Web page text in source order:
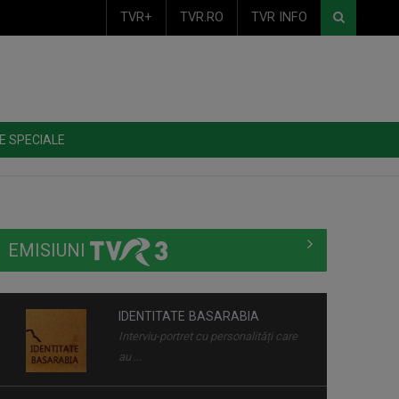
TVR+ TVR.RO TVR INFO
SPECIALE
EMISIUNI IDENTITATE BASARABIA
Interviu-portret cu personalități care
TRANSPARENȚE
Sâmbătă, ora 12.00